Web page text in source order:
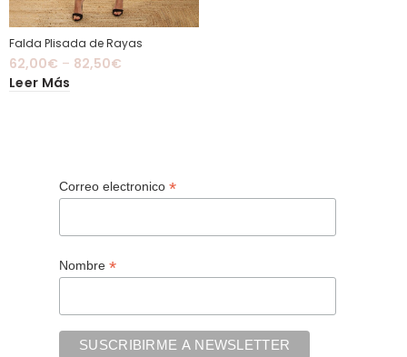
Falda Plisada de Rayas
62,00€ – 82,50€
Leer Más
Correo electronico *
Nombre *